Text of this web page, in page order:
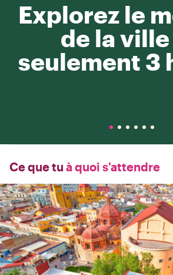
Explorez le
de la ville
seulement 3
Ce que tu à quoi s'attendre